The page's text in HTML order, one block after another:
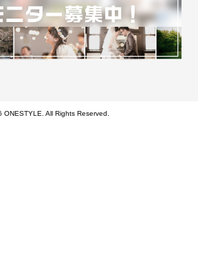
ONESTYLE. All Rights Reserved.